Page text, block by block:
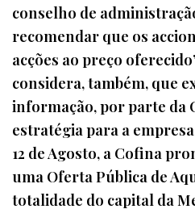
conselho de
recomendar que os
acções ao preço
considera, também, que
informação, por parte da
estratégia para a
12 de Agosto, a Cofina
uma Oferta Pública de
totalidade do capital da